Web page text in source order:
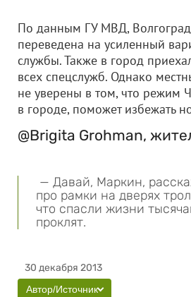
По данным ГУ МВД,
переведена на усиленный
службы. Также в город
всех спецслужб. Однако
не уверены в том, что режим
в городе, поможет избежать
@Brigita Grohman,
— Давай, Маркин,
про рамки на дверях
что спасли жизни
проклят.
30 декабря 2013
Автор/Источник